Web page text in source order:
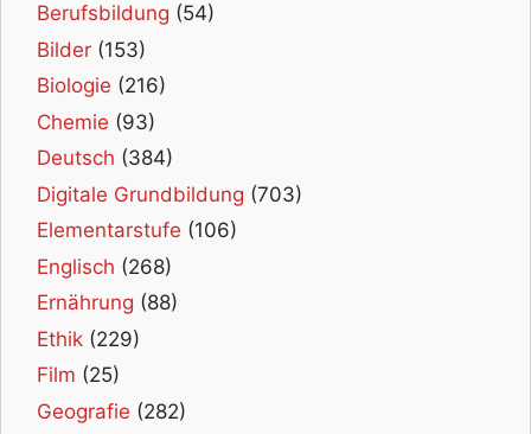
Berufsbildung (54)
Bilder (153)
Biologie (216)
Chemie (93)
Deutsch (384)
Digitale Grundbildung (703)
Elementarstufe (106)
Englisch (268)
Ernährung (88)
Ethik (229)
Film (25)
Geografie (282)